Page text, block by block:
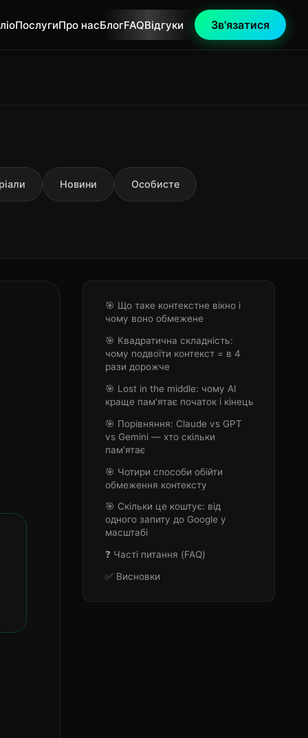
ПослугиПро насБлогFAQВідгуки Зв'язатися
Новини Особисте
🎯 Що таке контекстне вікно і
чому воно обмежене
🎯 Квадратична складність:
чому подвоїти контекст = в 4
рази дорожче
🎯 Lost in the middle: чому AI
краще пам'ятає початок і кінець
🎯 Порівняння: Claude vs GPT
vs Gemini — хто скільки
пам'ятає
🎯 Чотири способи обійти
обмеження контексту
🎯 Скільки це коштує: від
одного запиту до Google у
масштабі
❓ Часті питання (FAQ)
✅ Висновки